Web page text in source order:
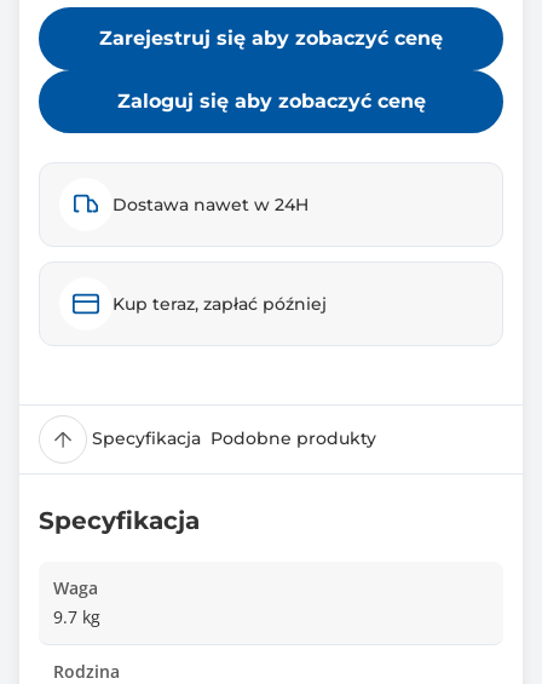
Zarejestruj się aby zobaczyć cenę
Zaloguj się aby zobaczyć cenę
Dostawa nawet w 24H
Kup teraz, zapłać później
Specyfikacja Podobne produkty
Specyfikacja
Waga
9.7 kg
Rodzina